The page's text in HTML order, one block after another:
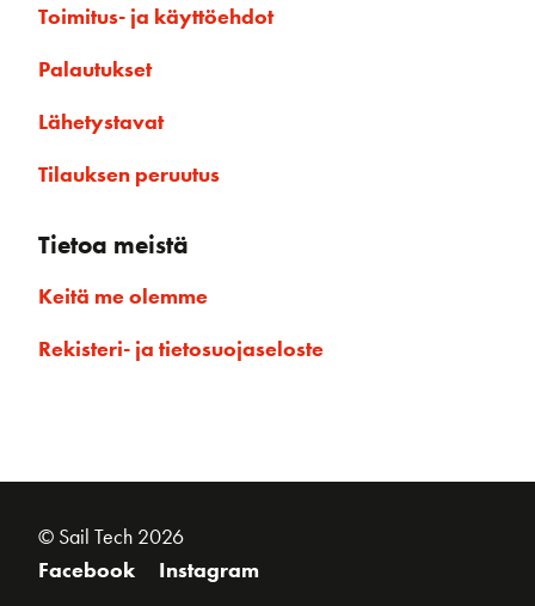
Toimitus- ja käyttöehdot
Palautukset
Lähetystavat
Tilauksen peruutus
Tietoa meistä
Keitä me olemme
Rekisteri- ja tietosuojaseloste
© Sail Tech 2026
Facebook
Instagram